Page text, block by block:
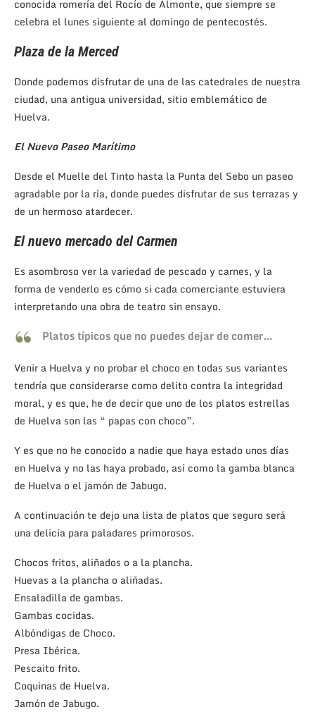
conocida romería del Rocío de Almonte, que siempre se
celebra el lunes siguiente al domingo de pentecostés.
Plaza de la Merced
Donde podemos disfrutar de una de las catedrales de nuestra
ciudad, una antigua universidad, sitio emblemático de
Huelva.
El Nuevo Paseo Marítimo
Desde el Muelle del Tinto hasta la Punta del Sebo un paseo
agradable por la ría, donde puedes disfrutar de sus terrazas y
de un hermoso atardecer.
El nuevo mercado del Carmen
Es asombroso ver la variedad de pescado y carnes, y la
forma de venderlo es cómo si cada comerciante estuviera
interpretando una obra de teatro sin ensayo.
Platos típicos que no puedes dejar de comer…
Venir a Huelva y no probar el choco en todas sus variantes
tendría que considerarse como delito contra la integridad
moral, y es que, he de decir que uno de los platos estrellas
de Huelva son las “ papas con choco”.
Y es que no he conocido a nadie que haya estado unos días
en Huelva y no las haya probado, así como la gamba blanca
de Huelva o el jamón de Jabugo.
A continuación te dejo una lista de platos que seguro será
una delicia para paladares primorosos.
Chocos fritos, aliñados o a la plancha.
Huevas a la plancha o aliñadas.
Ensaladilla de gambas.
Gambas cocidas.
Albóndigas de Choco.
Presa Ibérica.
Pescaito frito.
Coquinas de Huelva.
Jamón de Jabugo.